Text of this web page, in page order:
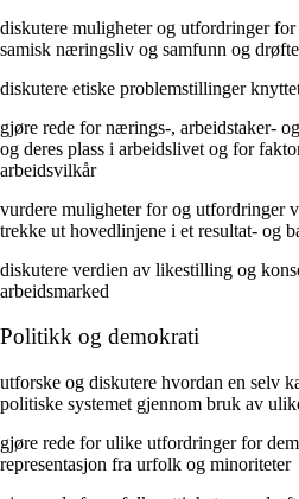
diskutere muligheter og utfordringer
samisk næringsliv og samfunn og
diskutere etiske problemstillinger
gjøre rede for nærings-, arbeidstaker-
og deres plass i arbeidslivet og for
arbeidsvilkår
vurdere muligheter for og utfordringer
trekke ut hovedlinjene i et resultat- og
diskutere verdien av likestilling og
arbeidsmarked
Politikk og demokrati
utforske og diskutere hvordan en selv
politiske systemet gjennom bruk av
gjøre rede for ulike utfordringer for
representasjon fra urfolk og minoriteter